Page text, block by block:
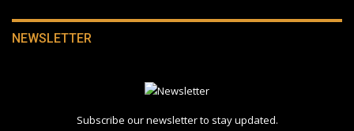
NEWSLETTER
Subscribe our newsletter to stay updated.